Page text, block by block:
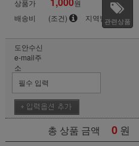
상품가
원
배송비
(조건) 지역별관련상품
도안수신
e-mail주
소
총 상품 금액 0 원